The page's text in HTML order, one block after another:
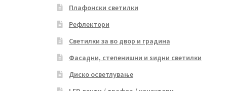
Плафонски светилки
Рефлектори
Светилки за во двор и градина
Фасадни, степенишни и ѕидни светилки
Диско осветлување